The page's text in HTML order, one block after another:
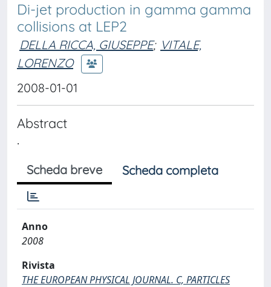
Di-jet production in gamma gamma
collisions at LEP2
DELLA RICCA, GIUSEPPE; VITALE,
LORENZO
2008-01-01
Abstract
.
Scheda breve Scheda completa
Anno
2008
Rivista
THE EUROPEAN PHYSICAL JOURNAL. C, PARTICLES